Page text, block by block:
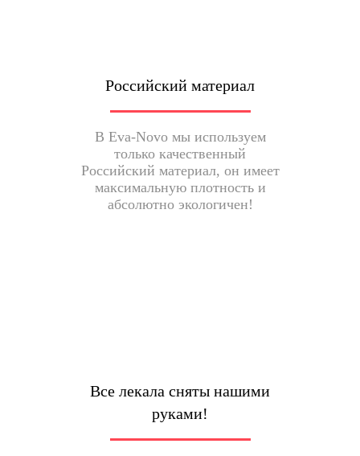
Российский материал
В Eva-Novo мы используем
только качественный
Российский материал, он имеет
максимальную плотность и
абсолютно экологичен!
Все лекала сняты нашими
руками!